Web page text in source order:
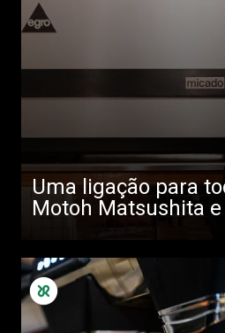
Uma ligação para
Motoh Matsushita